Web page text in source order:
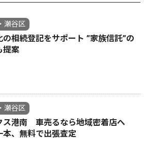
瀬谷区
の相続登記をサポート ”家族信託”の
提案
瀬谷区
ス港南 車売るなら地域密着店へ
本、無料で出張査定